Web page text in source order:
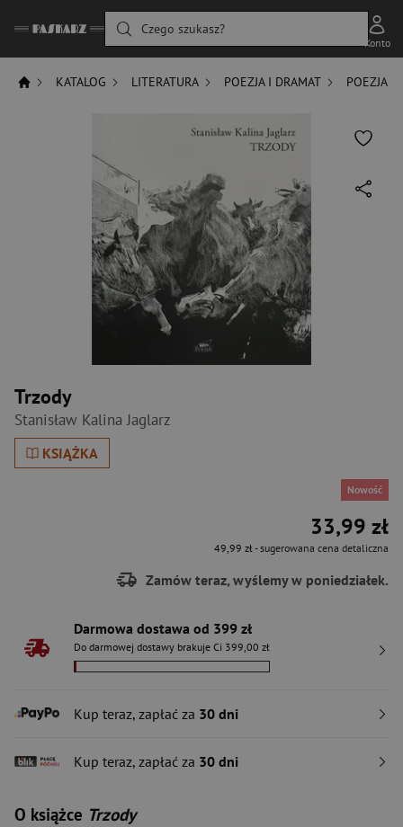
Czego szukasz?
Konto
KATALOG LITERATURA POEZJA I DRAMAT POEZJA
Trzody
Stanisław Kalina Jaglarz
KSIĄŻKA
Nowość
33,99 zł
49,99 zł- sugerowana cena detaliczna
Zamów teraz, wyślemy w poniedziałek.
Darmowa dostawa od 399 zł
Do darmowej dostawy brakuje Ci 399,00 zł
Kup teraz, zapłać za 30 dni
Kup teraz, zapłać za 30 dni
O książce Trzody